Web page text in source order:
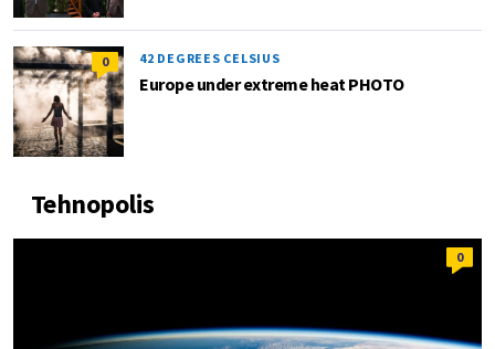
0 42 DEGREES CELSIUS
Europe under extreme heat PHOTO
Tehnopolis
0